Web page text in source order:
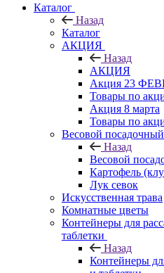
Каталог
Назад
Каталог
АКЦИЯ
Назад
АКЦИЯ
Акция 23
Товары по
Акция 8 марта
Товары по
Весовой
Назад
Весовой
Картофель
Лук севок
Искусственная трава
Комнатные цветы
Контейнеры для
таблетки
Назад
Контейнеры